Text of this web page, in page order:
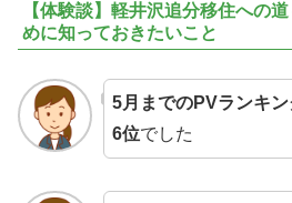
【体験談】軽井沢追分移住への
めに知っておきたいこと
5月までのPVランキン
6位でした